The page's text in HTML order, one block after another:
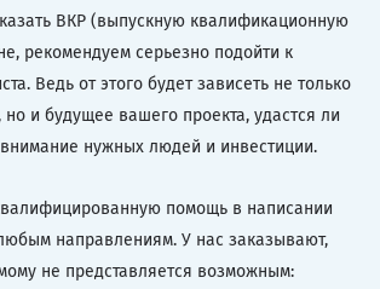
ВКР (выпускную квалификационную
рекомендуем серьезно подойти к
Ведь от этого будет зависеть не только
но и будущее вашего проекта, удастся ли
нужных людей и инвестиции.
помощь в написании
направлениям. У нас заказывают,
не представляется возможным: